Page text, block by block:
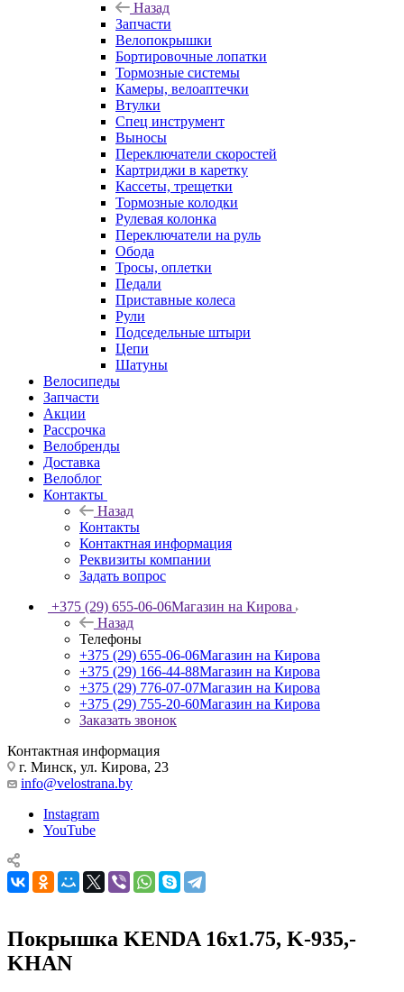
Назад
Запчасти
Велопокрышки
Бортировочные лопатки
Тормозные системы
Камеры, велоаптечки
Втулки
Спец инструмент
Выносы
Переключатели скоростей
Картриджи в каретку
Кассеты, трещетки
Тормозные колодки
Рулевая колонка
Переключатели на руль
Обода
Тросы, оплетки
Педали
Приставные колеса
Рули
Подседельные штыри
Цепи
Шатуны
Велосипеды
Запчасти
Акции
Рассрочка
Велобренды
Доставка
Велоблог
Контакты
Назад
Контакты
Контактная информация
Реквизиты компании
Задать вопрос
+375 (29) 655-06-06Магазин на Кирова
Назад
Телефоны
+375 (29) 655-06-06Магазин на Кирова
+375 (29) 166-44-88Магазин на Кирова
+375 (29) 776-07-07Магазин на Кирова
+375 (29) 755-20-60Магазин на Кирова
Заказать звонок
Контактная информация
г. Минск, ул. Кирова, 23
info@velostrana.by
Instagram
YouTube
Покрышка KENDA 16x1.75, K-935,-
KHAN